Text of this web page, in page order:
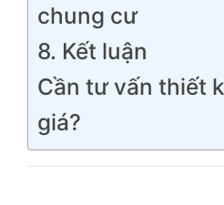
chung cư
8. Kết luận
Cần tư vấn thiết
giá?